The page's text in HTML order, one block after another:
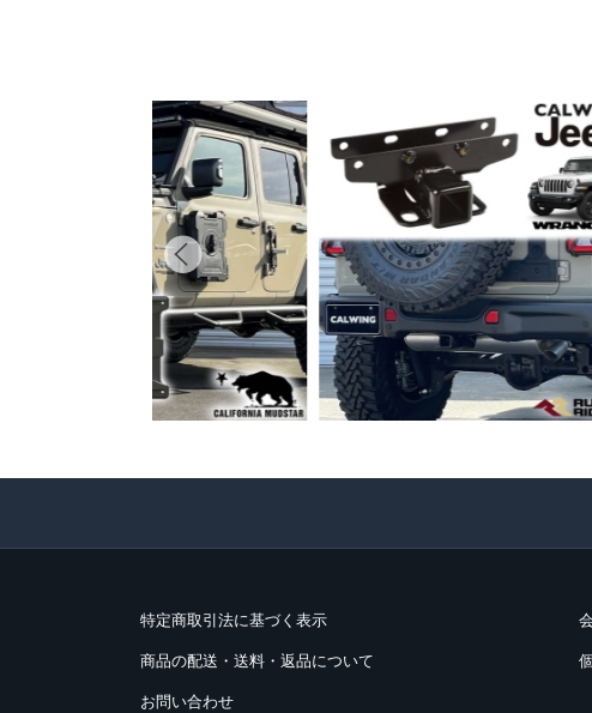
特定商取引法に基づく表示
商品の配送・送料・返品について
お問い合わせ